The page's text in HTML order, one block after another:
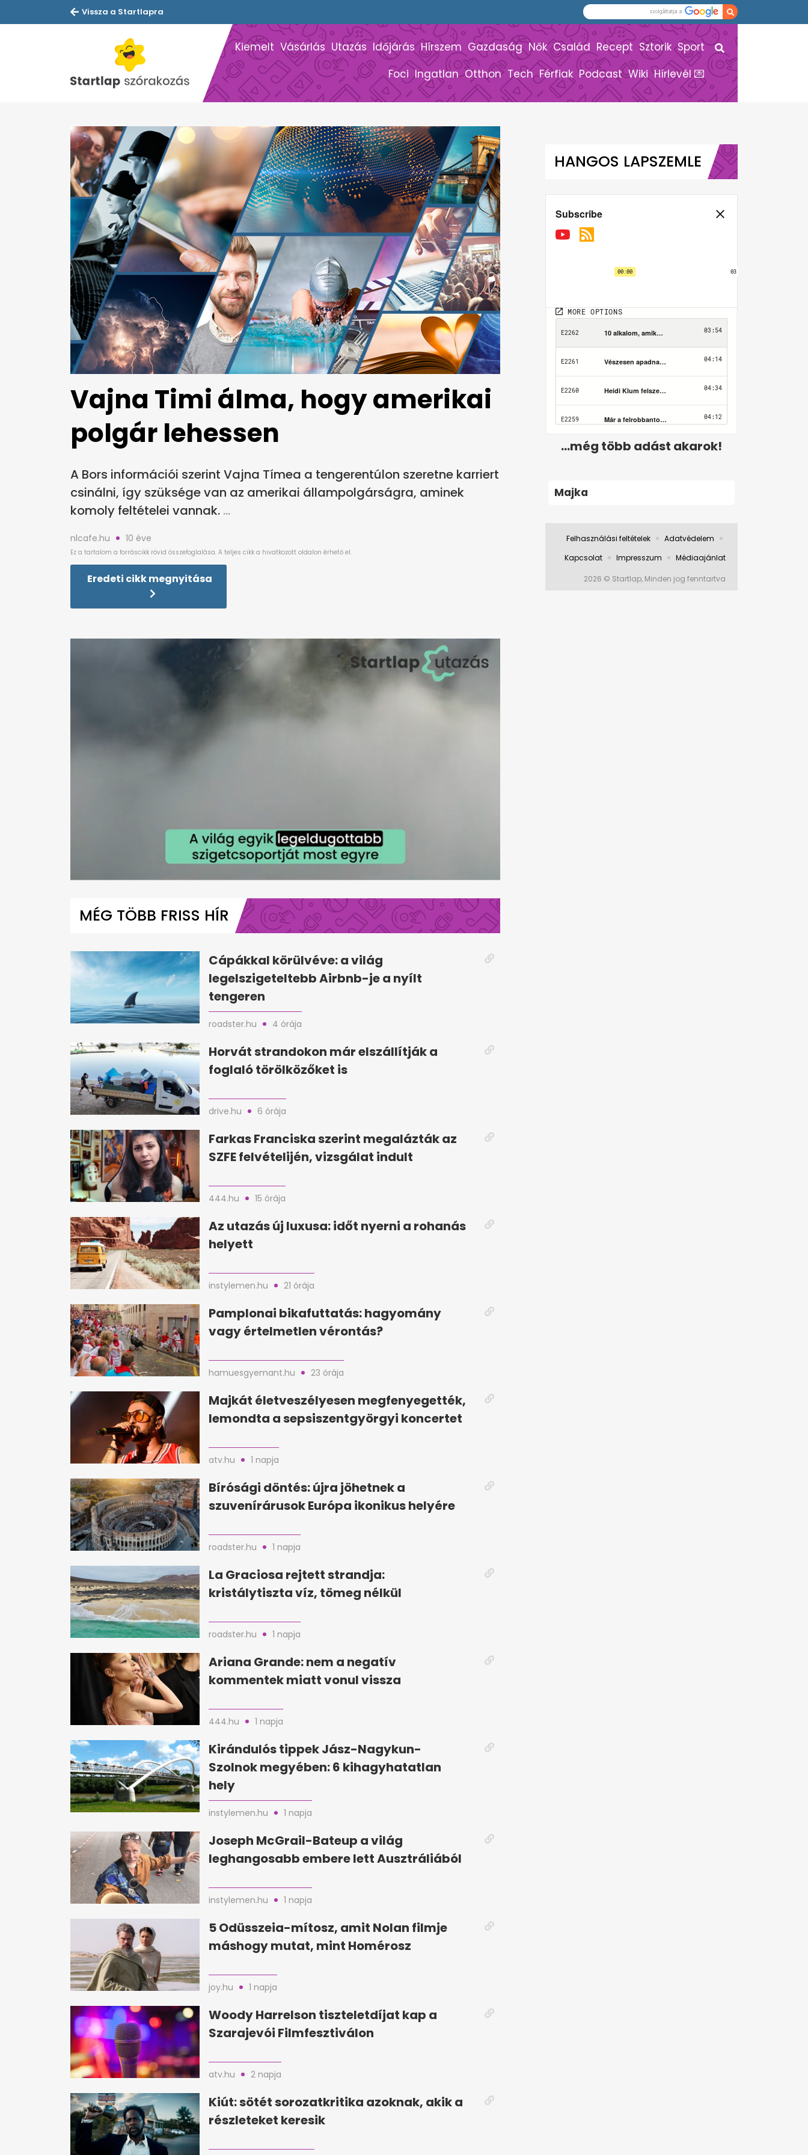
Vissza a Startlapra
Kiemelt Vásárlás Utazás Időjárás Hírszem Gazdaság Nők Család Recept Sztorik Sport
Foci Ingatlan Otthon Tech Férfiak Podcast Wiki Hírlevél 💌
Vajna Timi álma, hogy amerikai
polgár lehessen
A Bors információi szerint Vajna Tímea a tengerentúlon szeretne karriert
csinálni, így szüksége van az amerikai állampolgárságra, aminek
komoly feltételei vannak.
nlcafe.hu 10 éve
Eredeti cikk megnyitása
minute,
0%
MÉG TÖBB FRISS HÍR
Cápákkal körülvéve: a világ
legelszigeteltebb Airbnb-je a nyílt
tengeren
roadster.hu 4 órája
Horvát strandokon már elszállítják a
foglaló törölközőket is
drive.hu 6 órája
Farkas Franciska szerint megalázták az
SZFE felvételijén, vizsgálat indult
444.hu 15 órája
Az utazás új luxusa: időt nyerni a rohanás
helyett
instylemen.hu 21 órája
Pamplonai bikafuttatás: hagyomány
vagy értelmetlen vérontás?
hamuesgyemant.hu 23 órája
Majkát életveszélyesen megfenyegették,
lemondta a sepsiszentgyörgyi koncertet
atv.hu 1 napja
Bírósági döntés: újra jöhetnek a
szuvenírárusok Európa ikonikus helyére
roadster.hu 1 napja
La Graciosa rejtett strandja:
kristálytiszta víz, tömeg nélkül
roadster.hu 1 napja
Ariana Grande: nem a negatív
kommentek miatt vonul vissza
444.hu 1 napja
Kirándulós tippek Jász-Nagykun-
Szolnok megyében: 6 kihagyhatatlan
hely
instylemen.hu 1 napja
Joseph McGrail-Bateup a világ
leghangosabb embere lett Ausztráliából
instylemen.hu 1 napja
5 Odüsszeia-mítosz, amit Nolan filmje
máshogy mutat, mint Homérosz
joy.hu 1 napja
Woody Harrelson tiszteletdíjat kap a
Szarajevói Filmfesztiválon
atv.hu 2 napja
Kiút: sötét sorozatkritika azoknak, akik a
részleteket keresik
HANGOS LAPSZEMLE
...még több adást akarok!
Majka
Felhasználási feltételek
Adatvédelem
Kapcsolat
Impresszum Médiaajánlat
2026 © Startlap, Minden jog fenntartva